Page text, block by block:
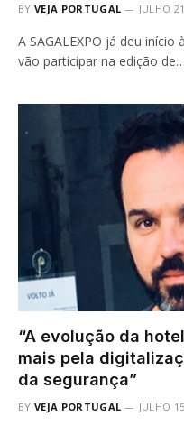
BY VEJA PORTUGAL JULHO
A SAGALEXPO já deu
vão participar na edição de…
“A evolução da
mais pela
da segurança”
BY VEJA PORTUGAL JULHO